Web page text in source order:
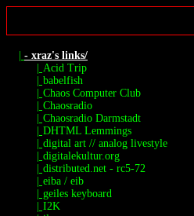
- xraz's links/
Acid Trip
babelfish
Chaos Computer Club
Chaosradio
Chaosradio Darmstadt
DHTML Lemmings
digital art // analog livestyle
digitalekultur.org
distributed.net - rc5-72
eiba / eib
geiles keyboard
I2K